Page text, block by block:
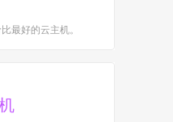
最好的云主机。